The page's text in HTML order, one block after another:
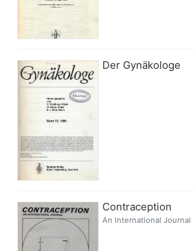
Der Gynäkologe
Contraception
An International Journal